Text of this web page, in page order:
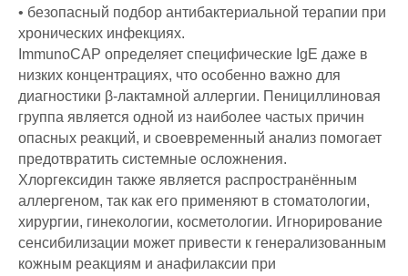
• безопасный подбор антибактериальной терапии при
хронических инфекциях.
ImmunoCAP определяет специфические IgE даже в
низких концентрациях, что особенно важно для
диагностики β-лактамной аллергии. Пенициллиновая
группа является одной из наиболее частых причин
опасных реакций, и своевременный анализ помогает
предотвратить системные осложнения.
Хлоргексидин также является распространённым
аллергеном, так как его применяют в стоматологии,
хирургии, гинекологии, косметологии. Игнорирование
сенсибилизации может привести к генерализованным
кожным реакциям и анафилаксии при